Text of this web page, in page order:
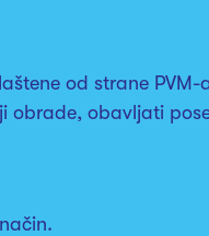
od strane
obrade, obavljati